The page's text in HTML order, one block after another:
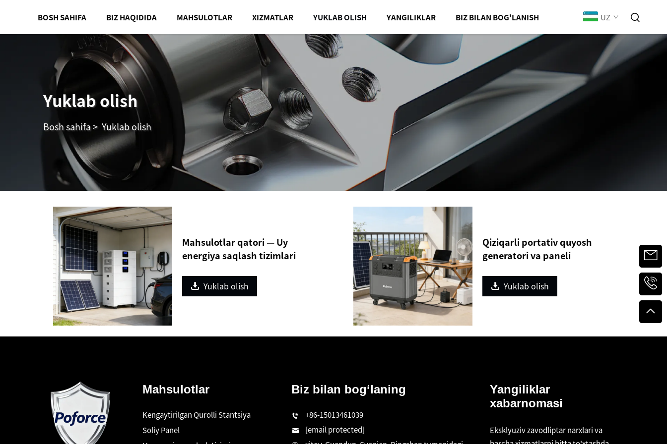
BOSH SAHIFA BIZ HAQIDIDA MAHSULOTLAR XIZMATLAR YUKLAB OLISH YANGILIKLAR BIZ BILAN BOG'LANISH UZ
Yuklab olish
Bosh sahifa> Yuklab olish
Mahsulotlar qatori — Uy
energiya saqlash tizimlari
Yuklab olish
Qiziqarli portativ quyosh
generatori va paneli
Yuklab olish
Mahsulotlar
Kengaytirilgan Qurolli Stantsiya
Soliy Panel
Biz bilan bog‘laning
+86-15013461039
[email protected]
Yangiliklar
xabarnomasi
Eksklyuziv zavodliptar narxlari va